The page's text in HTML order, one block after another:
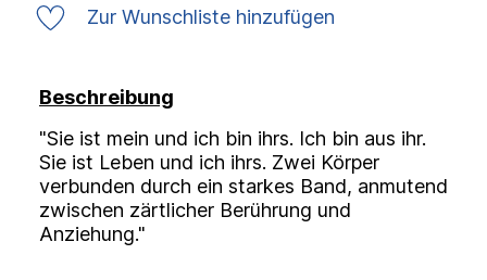
Zur Wunschliste hinzufügen
Beschreibung
"Sie ist mein und ich bin ihrs. Ich bin aus ihr.
Sie ist Leben und ich ihrs. Zwei Körper
verbunden durch ein starkes Band, anmutend
zwischen zärtlicher Berührung und
Anziehung."